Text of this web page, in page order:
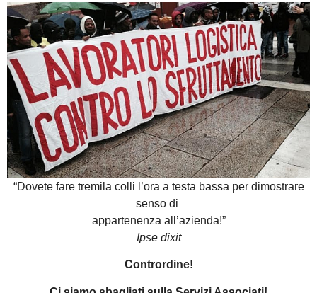
“Dovete fare tremila colli l’ora a testa bassa per dimostrare
senso di
appartenenza all’azienda!”
Ipse dixit
Contrordine!